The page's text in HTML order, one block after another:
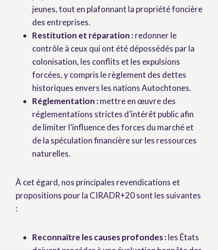
jeunes, tout en plafonnant la propriété foncière
des entreprises.
Restitution et réparation :redonner le
contrôle à ceux qui ont été dépossédés par la
colonisation, les conflits et les expulsions
forcées, y compris le règlement des dettes
historiques envers les nations Autochtones.
Réglementation :mettre en œuvre des
réglementations strictes d’intérêt public afin
de limiter l’influence des forces du marché et
de la spéculation financière sur les ressources
naturelles.
À cet égard, nos principales revendications et
propositions pour la CIRADR+20 sont les suivantes
:
Reconnaître les causes profondes :les États